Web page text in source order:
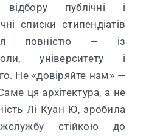
публічні і
списки стипендіатів
повністю — із
університету і
Не «довіряйте нам» —
ця архітектура, а не
Лі Куан Ю, зробила
стійкою до